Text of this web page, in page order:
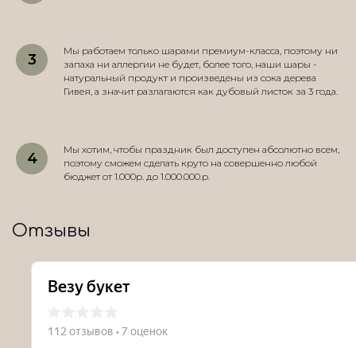
Мы работаем только шарами премиум-класса, поэтому ни
запаха ни аллергии не будет, более того, наши шары -
натуральный продукт и произведены из сока дерева
Гивея, а значит разлагаются как дубовый листок за 3 года.
Мы хотим, чтобы праздник был доступен абсолютно всем,
поэтому сможем сделать круто на совершенно любой
бюджет от 1.000р. до 1.000.000.р.
Отзывы